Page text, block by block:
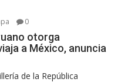
0
otorga
a México, anuncia
de la República